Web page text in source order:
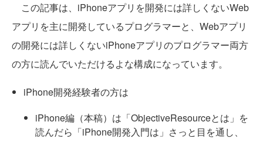
この記事は、iPhoneアプリを開発には詳しくないWeb
アプリを主に開発しているプログラマーと、Webアプリ
の開発には詳しくないiPhoneアプリのプログラマー両方
の方に読んでいただけるよな構成になっています。
iPhone開発経験者の方は
iPhone編（本稿）は「ObjectiveResourceとは」を
読んだら「iPhone開発入門は」さっと目を通し、